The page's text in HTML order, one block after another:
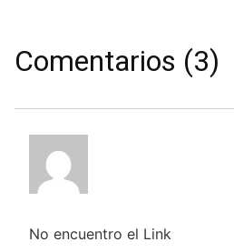
Comentarios (3)
No encuentro el Link